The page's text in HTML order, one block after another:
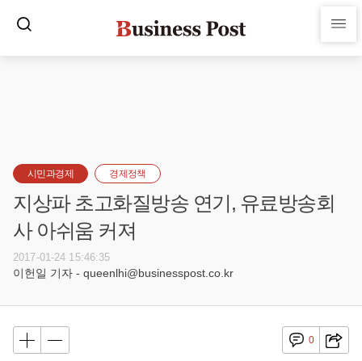
시민과경제 경제정책
지상파 초고화질방송 연기, 유료방송회
사 아쉬움 커져
2017-01-24 15:46:35
이헌일 기자 - queenlhi@businesspost.co.kr
0